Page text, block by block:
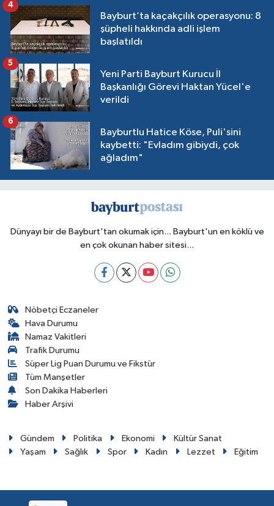
Bayburt’ta kaçakçılık operasyonu: 8
şüpheli hakkında adli işlem
başlatıldı
4
Yeni Parti Bayburt Kurucu İl
Başkanlığı Görevi Haktan Yücel'e
verildi
5
Bayburtlu Hatice Köse, Puli'sini
kaybetti: "Evladım gibiydi, çok
ağladım"
6
Dünyayı bir de Bayburt'tan okumak için... Bayburt'un en köklü ve
en çok okunan haber sitesi...
Nöbetçi Eczaneler
Hava Durumu
Namaz Vakitleri
Trafik Durumu
Süper Lig Puan Durumu ve Fikstür
Tüm Manşetler
Son Dakika Haberleri
Haber Arşivi
Gündem Politika Ekonomi
Kültür Sanat
Yaşam
Sağlık Spor Kadın Lezzet Eğitim